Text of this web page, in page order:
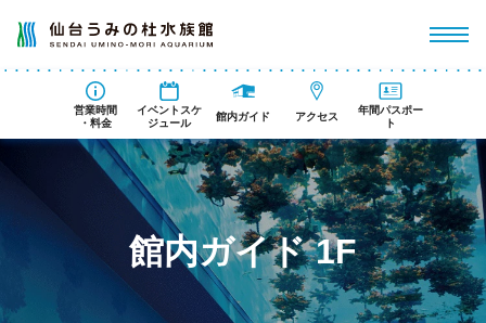
営業時間
・料金
イベントスケ
ジュール
館内ガイド アクセス
年間パスポー
ト
館内ガイド 1F